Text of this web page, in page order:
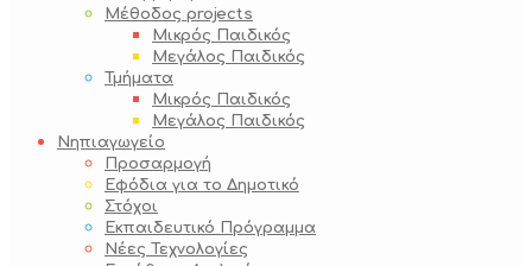
Μέθοδος projects
Μικρός Παιδικός
Μεγάλος Παιδικός
Τμήματα
Μικρός Παιδικός
Μεγάλος Παιδικός
Νηπιαγωγείο
Προσαρμογή
Εφόδια για το Δημοτικό
Στόχοι
Εκπαιδευτικό Πρόγραμμα
Νέες Τεχνολογίες